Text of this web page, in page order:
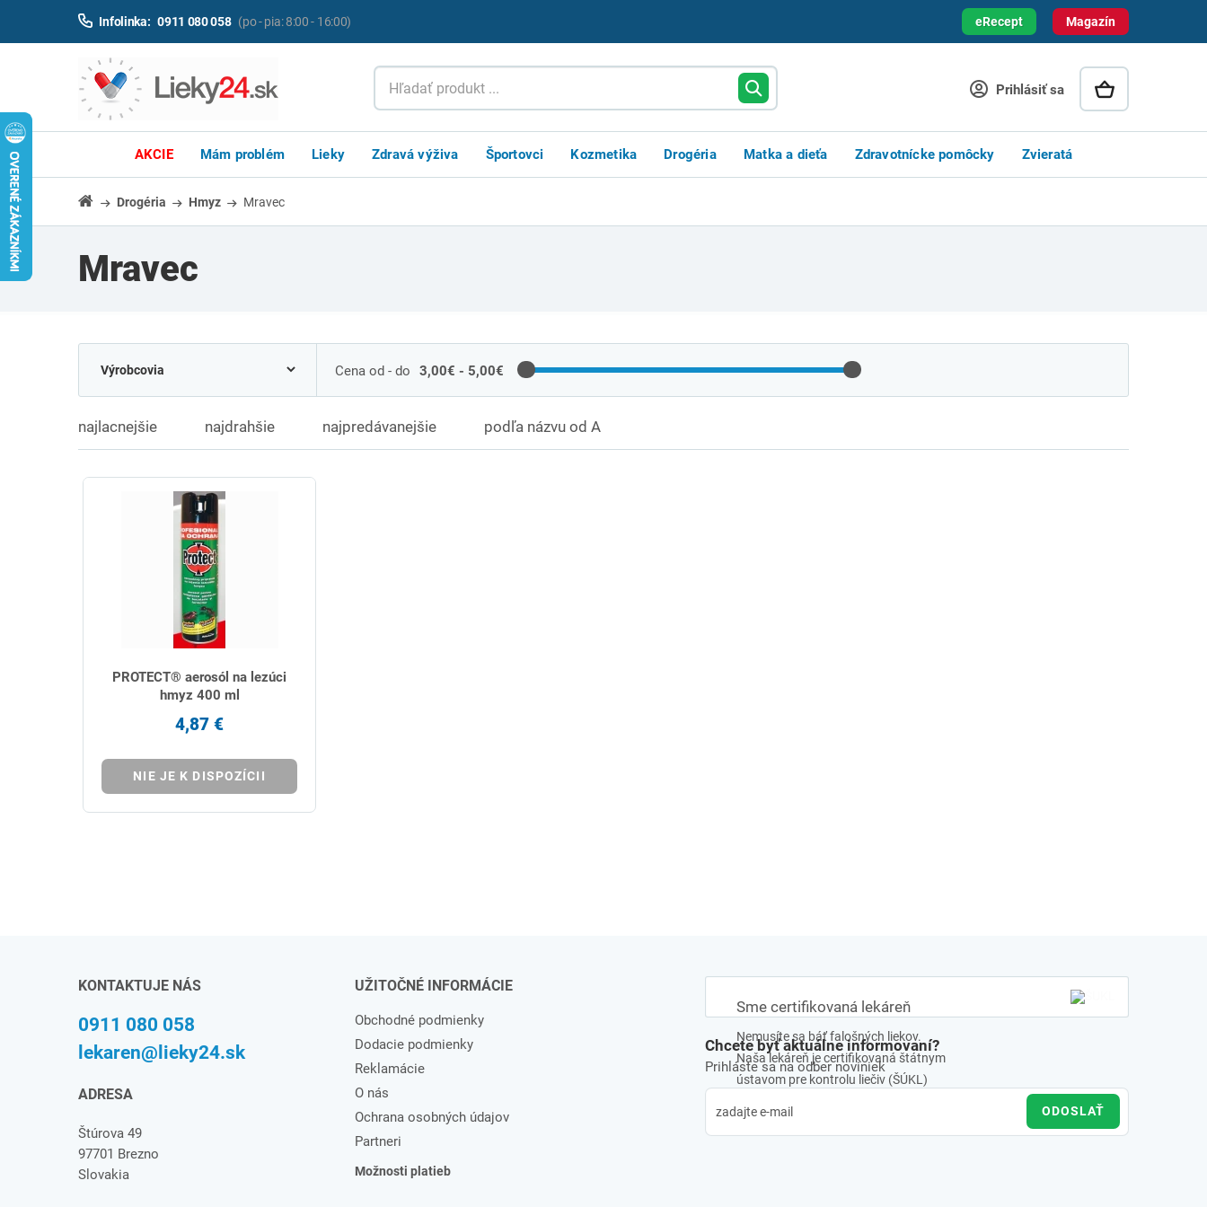
Magazín
Infolinka: 0911 080 058 (po - pia: 8:00 - 16:00) eRecept
Prihlásiť sa
AKCIE Mám problém Lieky Zdravá výživa Športovci Kozmetika Drogéria Matka a dieťa Zdravotnícke pomôcky Zvieratá
Drogéria Hmyz Mravec
Mravec
Cena od - do 3,00€ - 5,00€
najlacnejšie najdrahšie najpredávanejšie podľa názvu od A
PROTECT® aerosól na lezúci
hmyz 400 ml
4,87 €
NIE JE K DISPOZÍCII
Sme certifikovaná lekáreň
Nemusíte sa báť falošných liekov.
Naša lekáreň je certifikovaná štátnym
ústavom pre kontrolu liečiv (ŠÚKL)
KONTAKTUJE NÁS
0911 080 058
lekaren@lieky24.sk
ADRESA
Štúrova 49
97701 Brezno
Slovakia
UŽITOČNÉ INFORMÁCIE
Obchodné podmienky
Dodacie podmienky
Reklamácie
O nás
Ochrana osobných údajov
Partneri
Možnosti platieb
Chcete byť aktuálne informovaní?
Prihláste sa na odber noviniek
ODOSLAŤ